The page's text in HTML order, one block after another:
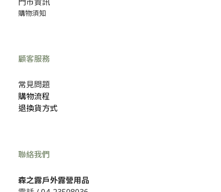
購物須知
顧客服務
常見問題
購物流程
退換貨方式
聯絡我們
森之露戶外露營用品